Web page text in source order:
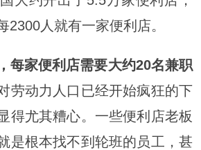
2300人就有一家便利店。
每家便利店需要大约20名兼职
劳动力人口已经开始疯狂的下
得尤其糟心。一些便利店老板
是根本找不到轮班的员工，甚